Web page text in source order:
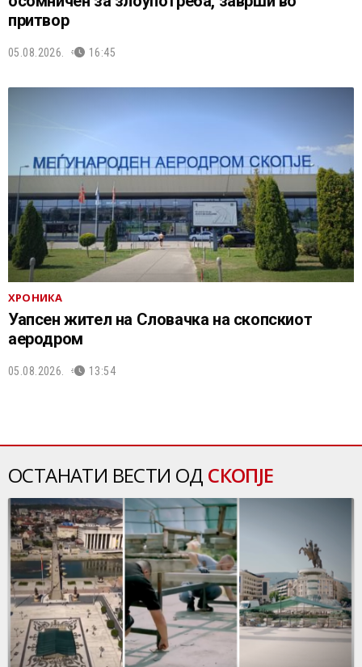
притвор
05.08.2026. 16:45
ХРОНИКА
Уапсен жител на Словачка на скопскиот
аеродром
05.08.2026. 13:54
ОСТАНАТИ ВЕСТИ ОД СКОПЈЕ